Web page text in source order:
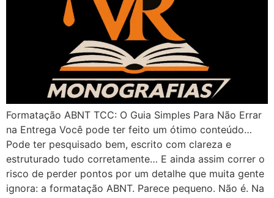
Formatação ABNT TCC: O Guia Simples Para Não Errar
na Entrega Você pode ter feito um ótimo conteúdo…
Pode ter pesquisado bem, escrito com clareza e
estruturado tudo corretamente… E ainda assim correr o
risco de perder pontos por um detalhe que muita gente
ignora: a formatação ABNT. Parece pequeno. Não é. Na